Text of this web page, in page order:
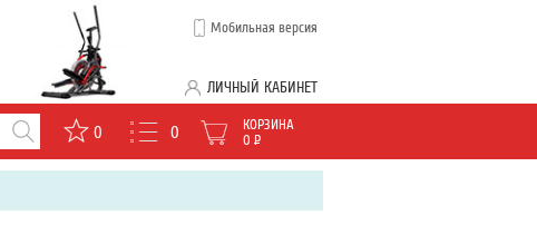
Мобильная версия
ЛИЧНЫЙ КАБИНЕТ
0 0
КОРЗИНА
0 Р